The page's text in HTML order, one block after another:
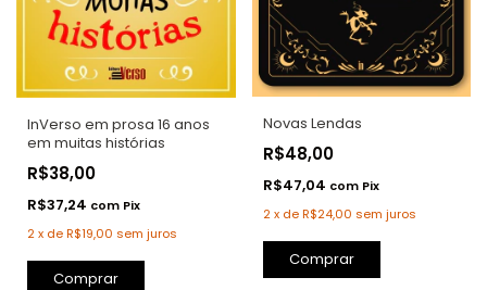
InVerso em prosa 16 anos
em muitas histórias
R$38,00
R$37,24 com Pix
2x deR$19,00 sem juros
Comprar
Novas Lendas
R$48,00
R$47,04 com Pix
2 x deR$24,00 sem juros
Comprar